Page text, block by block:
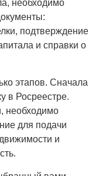
необходимо
подтверждение
и справки о
этапов. Сначала
в Росреестре.
необходимо
для подачи
и